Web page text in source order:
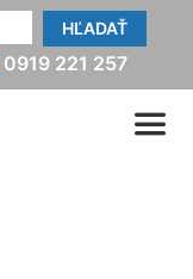
HĽADAŤ
0919 221 257